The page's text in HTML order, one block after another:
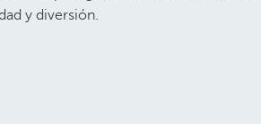
y diversión.